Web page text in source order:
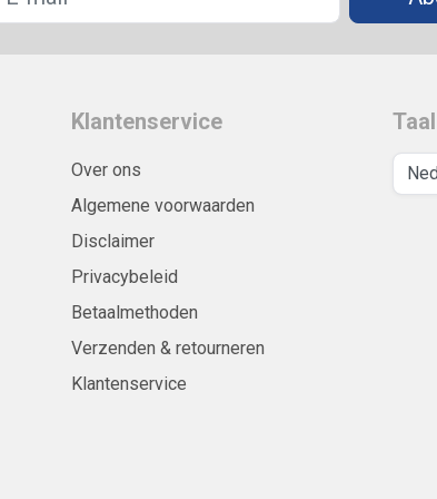
Klantenservice
Over ons
Algemene voorwaarden
Disclaimer
Privacybeleid
Betaalmethoden
Verzenden & retourneren
Klantenservice
Taal